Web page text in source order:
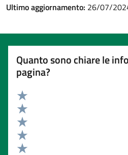
Ultimo aggiornamento: 26/07/
Quanto sono chiare le
pagina?
Valuta 5 stelle su 5
Valuta 4 stelle su 5
Valuta 3 stelle su 5
Valuta 2 stelle su 5